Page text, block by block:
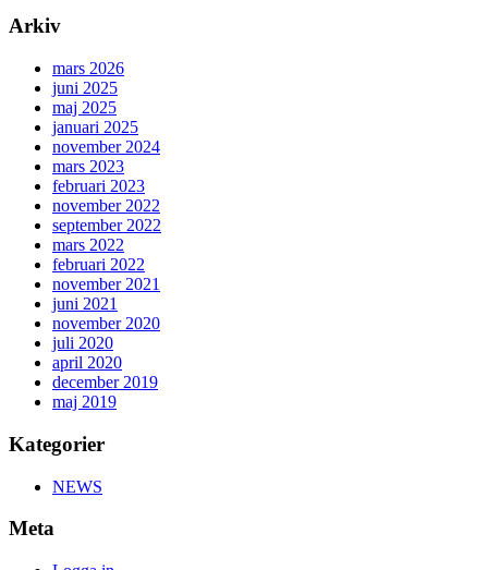
Arkiv
mars 2026
juni 2025
maj 2025
januari 2025
november 2024
mars 2023
februari 2023
november 2022
september 2022
mars 2022
februari 2022
november 2021
juni 2021
november 2020
juli 2020
april 2020
december 2019
maj 2019
Kategorier
NEWS
Meta